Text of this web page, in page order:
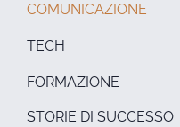
COMUNICAZIONE
TECH
FORMAZIONE
STORIE DI SUCCESSO